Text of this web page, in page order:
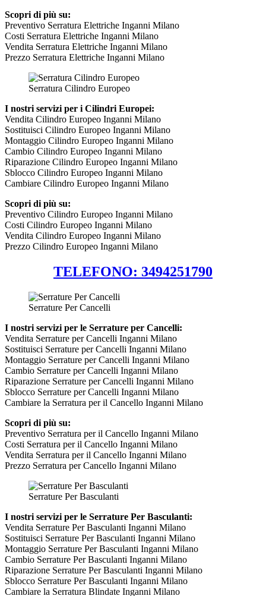
Scopri di più su:
Preventivo Serratura Elettriche Inganni Milano
Costi Serratura Elettriche Inganni Milano
Vendita Serratura Elettriche Inganni Milano
Prezzo Serratura Elettriche Inganni Milano
Serratura Cilindro Europeo
I nostri servizi per i Cilindri Europei:
Vendita Cilindro Europeo Inganni Milano
Sostituisci Cilindro Europeo Inganni Milano
Montaggio Cilindro Europeo Inganni Milano
Cambio Cilindro Europeo Inganni Milano
Riparazione Cilindro Europeo Inganni Milano
Sblocco Cilindro Europeo Inganni Milano
Cambiare Cilindro Europeo Inganni Milano
Scopri di più su:
Preventivo Cilindro Europeo Inganni Milano
Costi Cilindro Europeo Inganni Milano
Vendita Cilindro Europeo Inganni Milano
Prezzo Cilindro Europeo Inganni Milano
TELEFONO: 3494251790
Serrature Per Cancelli
I nostri servizi per le Serrature per Cancelli:
Vendita Serrature per Cancelli Inganni Milano
Sostituisci Serrature per Cancelli Inganni Milano
Montaggio Serrature per Cancelli Inganni Milano
Cambio Serrature per Cancelli Inganni Milano
Riparazione Serrature per Cancelli Inganni Milano
Sblocco Serrature per Cancelli Inganni Milano
Cambiare la Serratura per il Cancello Inganni Milano
Scopri di più su:
Preventivo Serratura per il Cancello Inganni Milano
Costi Serratura per il Cancello Inganni Milano
Vendita Serratura per il Cancello Inganni Milano
Prezzo Serratura per Cancello Inganni Milano
Serrature Per Basculanti
I nostri servizi per le Serrature Per Basculanti:
Vendita Serrature Per Basculanti Inganni Milano
Sostituisci Serrature Per Basculanti Inganni Milano
Montaggio Serrature Per Basculanti Inganni Milano
Cambio Serrature Per Basculanti Inganni Milano
Riparazione Serrature Per Basculanti Inganni Milano
Sblocco Serrature Per Basculanti Inganni Milano
Cambiare la Serratura Blindate Inganni Milano